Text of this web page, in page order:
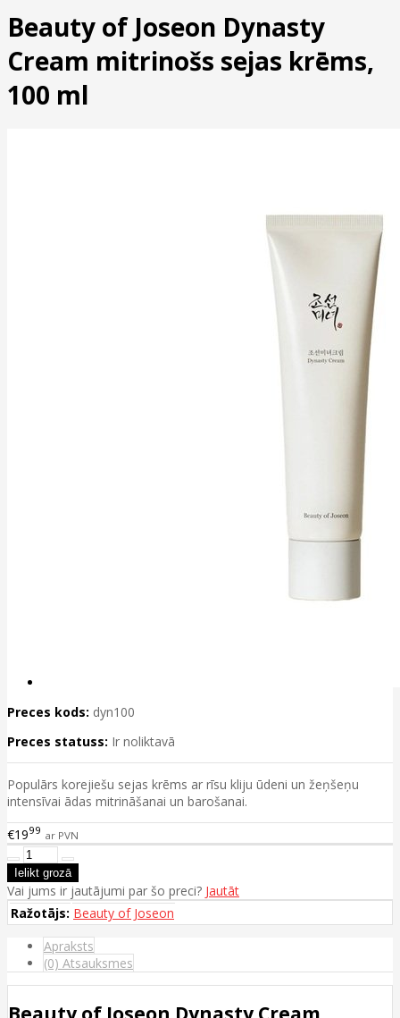
Beauty of Joseon Dynasty
Cream mitrinošs sejas krēms,
100 ml
Preces kods: dyn100
Preces statuss: Ir noliktavā
Populārs korejiešu sejas krēms ar rīsu kliju ūdeni un žeņšeņu
intensīvai ādas mitrināšanai un barošanai.
€1999 ar PVN
Vai jums ir jautājumi par šo preci? Jautāt
Ražotājs: Beauty of Joseon
Apraksts
(0) Atsauksmes